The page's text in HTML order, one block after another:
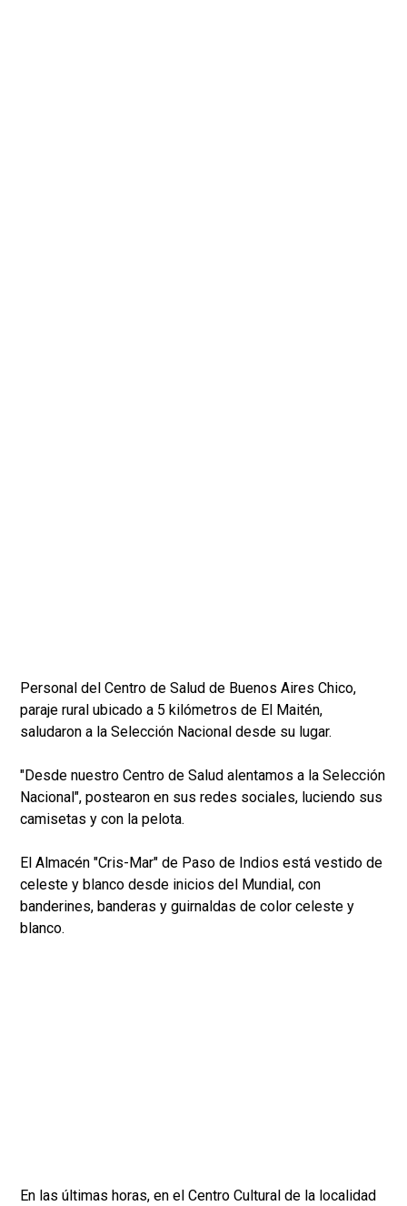
Personal del Centro de Salud de Buenos Aires Chico,
paraje rural ubicado a 5 kilómetros de El Maitén,
saludaron a la Selección Nacional desde su lugar.
"Desde nuestro Centro de Salud alentamos a la Selección
Nacional", postearon en sus redes sociales, luciendo sus
camisetas y con la pelota.
El Almacén "Cris-Mar" de Paso de Indios está vestido de
celeste y blanco desde inicios del Mundial, con
banderines, banderas y guirnaldas de color celeste y
blanco.
En las últimas horas, en el Centro Cultural de la localidad